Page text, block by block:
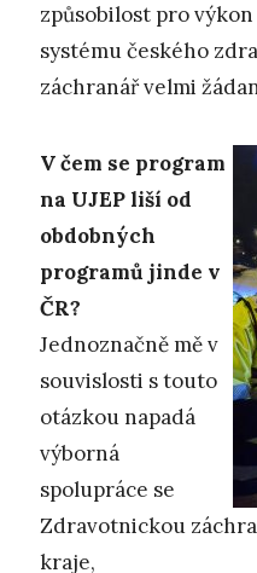
způsobilost pro
systému českého
záchranář velmi
V čem se program
na UJEP liší od
obdobných
programů jinde v
ČR?
Jednoznačně mě v
souvislosti s touto
otázkou napadá
výborná
spolupráce se
Zdravotnickou
kraje,